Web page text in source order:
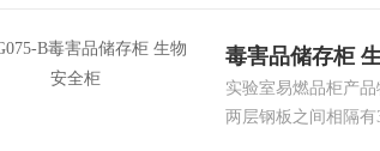
毒害品储存柜
实验室易燃品柜产
两层钢板之间相隔